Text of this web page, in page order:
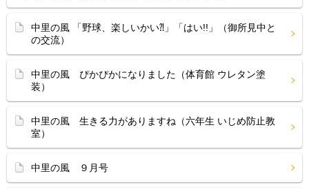
中里の風 「野球、楽しいかい⁈」「はい!!」（御所見中と
の交流）
中里の風 ぴかぴかになりました（体育館 ウレタン塗
装）
中里の風 生きる力がありますね（六年生 いじめ防止教
室）
中里の風 ９月号